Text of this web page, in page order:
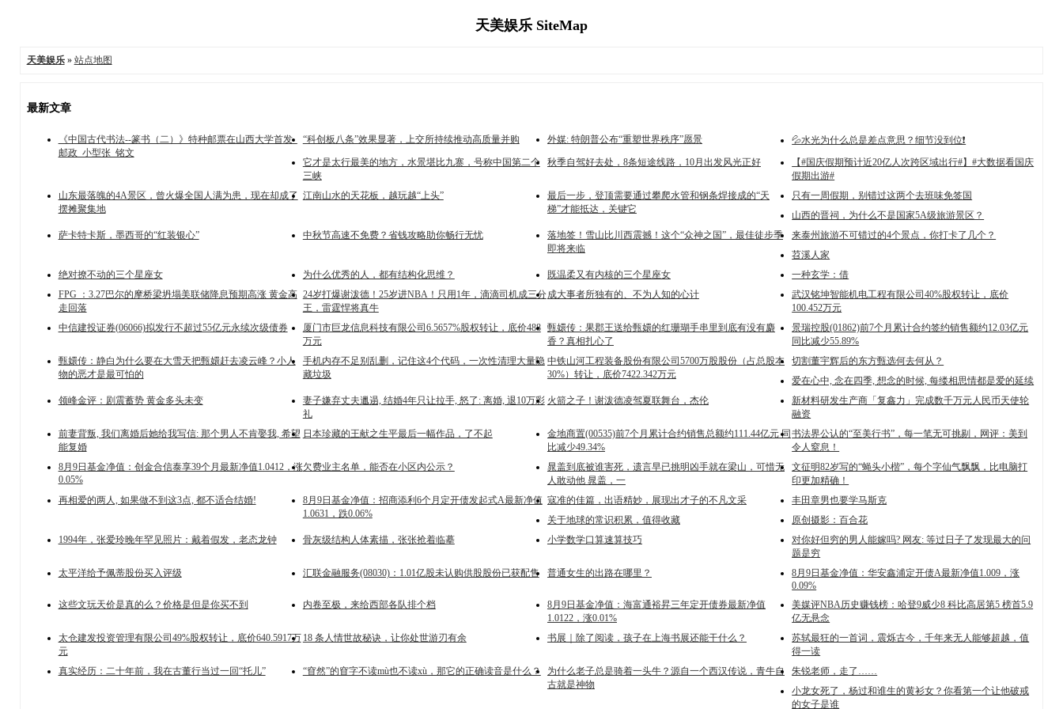
天美娱乐 SiteMap
天美娱乐» 站点地图
最新文章
《中国古代书法--篆书（二）》特种邮票在山西大学首发_
邮政_小型张_铭文
“科创板八条”效果显著，上交所持续推动高质量并购 外媒: 特朗普公布“重塑世界秩序”愿景
💦水光为什么总是差点意思？细节没到位❗️
它才是太行最美的地方，水景堪比九寨，号称中国第二个
三峡
秋季自驾好去处，8条短途线路，10月出发风光正好
【#国庆假期预计近20亿人次跨区域出行#】#大数据看国庆
假期出游#
山东最落魄的4A景区，曾火爆全国人满为患，现在却成了
摆摊聚集地
江南山水的天花板，越玩越“上头”
最后一步，登顶需要通过攀爬水管和钢条焊接成的“天
梯”才能抵达，关键它
只有一周假期，别错过这两个去班味免签国
山西的晋祠，为什么不是国家5A级旅游景区？
萨卡特卡斯，墨西哥的“红装银心”
中秋节高速不免费？省钱攻略助你畅行无忧
落地签！雪山比川西震撼！这个“众神之国”，最佳徒步季
即将来临
来泰州旅游不可错过的4个景点，你打卡了几个？
苕溪人家
绝对撩不动的三个星座女
为什么优秀的人，都有结构化思维？ 既温柔又有内核的三个星座女
一种玄学：借
FPG ：3.27巴尔的摩桥梁坍塌美联储降息预期高涨 黄金高
走回落
24岁打爆谢泼德！25岁进NBA！只用1年，滴滴司机成三分
王，雷霆悍将真牛
成大事者所独有的、不为人知的心计
武汉铭坤智能机电工程有限公司40%股权转让，底价
100.452万元
中信建投证券(06066)拟发行不超过55亿元永续次级债券
厦门市巨龙信息科技有限公司6.5657%股权转让，底价488
万元
甄嬛传：果郡王送给甄嬛的红珊瑚手串里到底有没有麝
香？真相扎心了
景瑞控股(01862)前7个月累计合约签约销售额约12.03亿元
同比减少55.89%
甄嬛传：静白为什么要在大雪天把甄嬛赶去凌云峰？小人
物的恶才是最可怕的
手机内存不足别乱删，记住这4个代码，一次性清理大量隐
藏垃圾
中铁山河工程装备股份有限公司5700万股股份（占总股本
30%）转让，底价7422.342万元
切割董宇辉后的东方甄选何去何从？
爱在心中, 念在四季, 想念的时候, 每缕相思情都是爱的延续
领峰金评：剧震蓄势 黄金多头未变
妻子嫌弃丈夫邋遢, 结婚4年只让拉手, 怒了: 离婚, 退10万彩
礼
火箭之子！谢泼德凌驾夏联舞台，杰伦
新材料研发生产商「复鑫力」完成数千万元人民币天使轮
融资
前妻背叛, 我们离婚后她给我写信: 那个男人不肯娶我, 希望
能复婚
日本珍藏的王献之生平最后一幅作品，了不起
金地商置(00535)前7个月累计合约销售总额约111.44亿元 同
比减少49.34%
书法界公认的“至美行书”，每一笔无可挑剔，网评：美到
令人窒息！
8月9日基金净值：创金合信泰享39个月最新净值1.0412，涨
0.05%
欠费业主名单，能否在小区内公示？
晁盖到底被谁害死，遗言早已挑明凶手就在梁山，可惜无
人敢动他 晁盖，一
文征明82岁写的“蝇头小楷”，每个字仙气飘飘，比电脑打
印更加精确！
再相爱的两人, 如果做不到这3点, 都不适合结婚!
8月9日基金净值：招商添利6个月定开债发起式A最新净值
1.0631，跌0.06%
寇准的佳篇，出语精妙，展现出才子的不凡文采
丰田章男也要学马斯克
关于地球的常识积累，值得收藏
原创摄影：百合花
1994年，张爱玲晚年罕见照片：戴着假发，老态龙钟
骨灰级结构人体素描，张张抢着临摹 小学数学口算速算技巧
对你好但穷的男人能嫁吗? 网友: 等过日子了发现最大的问
题是穷
太平洋给予佩蒂股份买入评级
汇联金融服务(08030)：1.01亿股未认购供股股份已获配售 普通女生的出路在哪里？
8月9日基金净值：华安鑫浦定开债A最新净值1.009，涨
0.09%
这些文玩天价是真的么？价格是但是你买不到
内卷至极，来给西部各队排个档
8月9日基金净值：海富通裕昇三年定开债券最新净值
1.0122，涨0.01%
美媒评NBA历史赚钱榜：哈登9威少8 科比高居第5 榜首5.9
亿无悬念
太仓建发投资管理有限公司49%股权转让，底价640.5917万
元
18 条人情世故秘诀，让你处世游刃有余 书展｜除了阅读，孩子在上海书展还能干什么？
苏轼最狂的一首词，震烁古今，千年来无人能够超越，值
得一读
真实经历：二十年前，我在古董行当过一回“托儿”
“窅然”的窅字不读mù也不读xù，那它的正确读音是什么？
为什么老子总是骑着一头牛？源自一个西汉传说，青牛自
古就是神物
朱锐老师，走了……
小龙女死了，杨过和谁生的黄衫女？你看第一个让他破戒
的女子是谁